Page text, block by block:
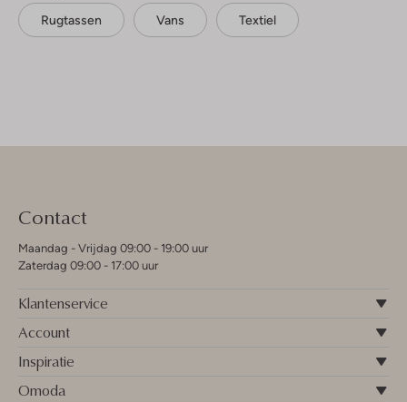
Rugtassen Vans Textiel
Contact
Maandag - Vrijdag 09:00 - 19:00 uur
Zaterdag 09:00 - 17:00 uur
Klantenservice
Account
Inspiratie
Omoda